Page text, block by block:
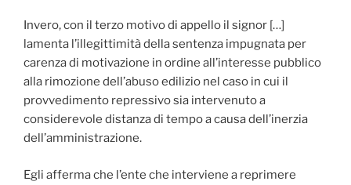
Invero, con il terzo motivo di appello il signor […]
lamenta l’illegittimità della sentenza impugnata per
carenza di motivazione in ordine all’interesse pubblico
alla rimozione dell’abuso edilizio nel caso in cui il
provvedimento repressivo sia intervenuto a
considerevole distanza di tempo a causa dell’inerzia
dell’amministrazione.
Egli afferma che l’ente che interviene a reprimere